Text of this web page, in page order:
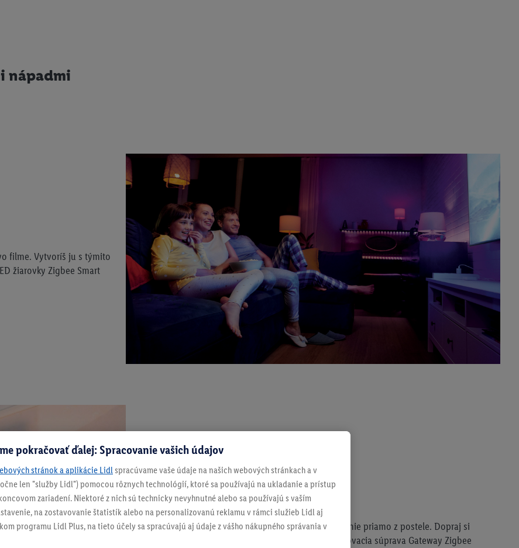
nápadmi
filme. Vytvoríš ju s týmito
žiarovky Zigbee Smart
Romantické osvetlenie v spálni
Žiadne kroky navyše! Stačí len navoliť správne osvetlenie priamo z postele. Dopraj si
správnu dávku romantiky s týmito zariadeniami: Štartovacia súprava Gateway Zigbee
pokračovať ďalej: Spracovanie vašich údajov
stránok a aplikácie Lidl spracúvame vaše údaje na našich webových stránkach a v
len "služby Lidl") pomocou rôznych technológií, ktoré sa používajú na ukladanie a prístup
zariadení. Niektoré z nich sú technicky nevyhnutné alebo sa používajú s vaším
na zostavovanie štatistík alebo na personalizovanú reklamu v rámci služieb Lidl aj
programu Lidl Plus, na tieto účely sa spracúvajú aj údaje z vášho nákupného správania v